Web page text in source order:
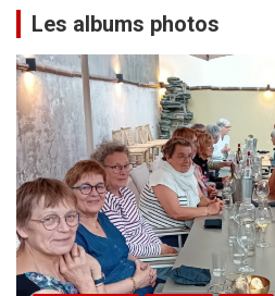
Les albums photos